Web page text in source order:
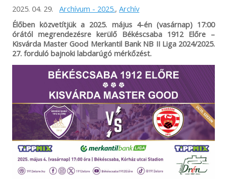
2025. 04. 29. Archívum - 2025., Archív
Élőben közvetítjük a 2025. május 4-én (vasárnap) 17:00
órától megrendezésre kerülő Békéscsaba 1912 Előre –
Kisvárda Master Good Merkantil Bank NB II Liga 2024/2025.
27. forduló bajnoki labdarúgó mérkőzést.